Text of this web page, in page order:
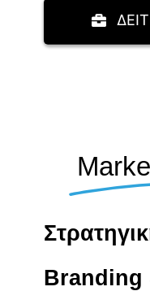
Branding